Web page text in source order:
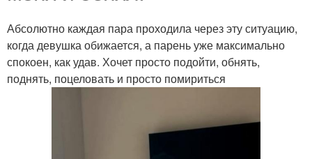
Абсолютно каждая пара проходила через эту ситуацию,
когда девушка обижается, а парень уже максимально
спокоен, как удав. Хочет просто подойти, обнять,
поднять, поцеловать и просто помириться